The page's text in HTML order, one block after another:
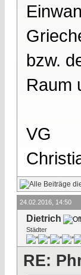
bzw.
Raum
VG
24.02.2016, 14:50
Dietrich
Städter
RE: